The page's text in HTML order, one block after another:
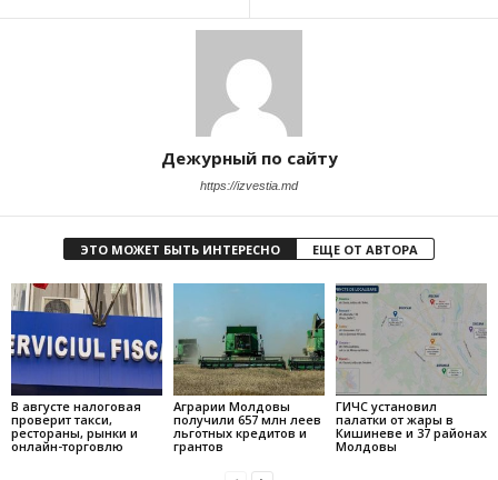
Дежурный по сайту
https://izvestia.md
ЭТО МОЖЕТ БЫТЬ ИНТЕРЕСНО ЕЩЕ ОТ АВТОРА
В августе налоговая
проверит такси,
рестораны, рынки и
онлайн-торговлю
Аграрии Молдовы
получили 657 млн леев
льготных кредитов и
грантов
ГИЧС установил
палатки от жары в
Кишиневе и 37 районах
Молдовы